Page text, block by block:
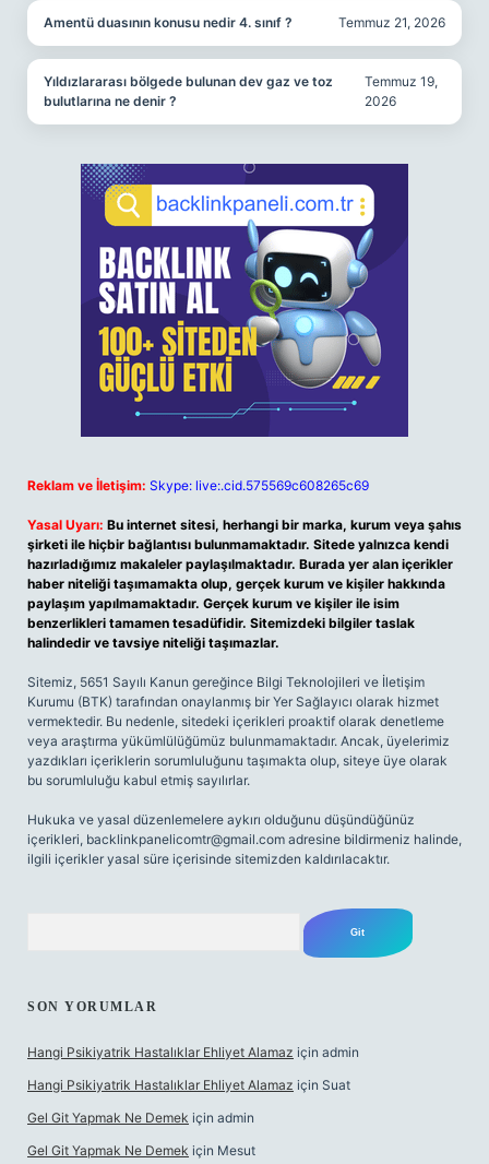
Amentü duasının konusu nedir 4. sınıf ? Temmuz 21, 2026
Yıldızlararası bölgede bulunan dev gaz ve toz
bulutlarına ne denir ?
Temmuz 19,
2026
Reklam ve İletişim: Skype: live:.cid.575569c608265c69
Yasal Uyarı: Bu internet sitesi, herhangi bir marka, kurum veya şahıs
şirketi ile hiçbir bağlantısı bulunmamaktadır. Sitede yalnızca kendi
hazırladığımız makaleler paylaşılmaktadır. Burada yer alan içerikler
haber niteliği taşımamakta olup, gerçek kurum ve kişiler hakkında
paylaşım yapılmamaktadır. Gerçek kurum ve kişiler ile isim
benzerlikleri tamamen tesadüfidir. Sitemizdeki bilgiler taslak
halindedir ve tavsiye niteliği taşımazlar.
Sitemiz, 5651 Sayılı Kanun gereğince Bilgi Teknolojileri ve İletişim
Kurumu (BTK) tarafından onaylanmış bir Yer Sağlayıcı olarak hizmet
vermektedir. Bu nedenle, sitedeki içerikleri proaktif olarak denetleme
veya araştırma yükümlülüğümüz bulunmamaktadır. Ancak, üyelerimiz
yazdıkları içeriklerin sorumluluğunu taşımakta olup, siteye üye olarak
bu sorumluluğu kabul etmiş sayılırlar.
Hukuka ve yasal düzenlemelere aykırı olduğunu düşündüğünüz
içerikleri, backlinkpanelicomtr@gmail.com adresine bildirmeniz halinde,
ilgili içerikler yasal süre içerisinde sitemizden kaldırılacaktır.
SON YORUMLAR
Hangi Psikiyatrik Hastalıklar Ehliyet Alamaz için admin
Hangi Psikiyatrik Hastalıklar Ehliyet Alamaz için Suat
Gel Git Yapmak Ne Demek için admin
Gel Git Yapmak Ne Demek için Mesut